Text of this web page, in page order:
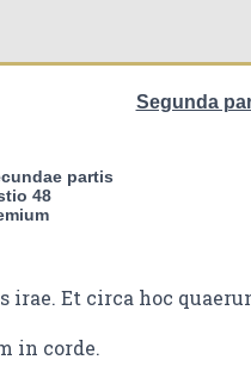
Segunda
partis
48
irae. Et circa hoc
in corde.